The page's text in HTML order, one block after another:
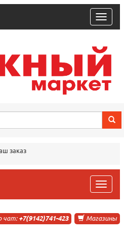
trk
заказ
trk
Магазины
чат: +7(9142)741-423